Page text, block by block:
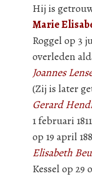
Hij is
Marie
Roggel op 3
overleden
Joannes
(Zij is later
Gerard
1 februari
op 19 april
Elisabeth
Kessel op 29